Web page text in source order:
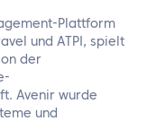
Plattform
und ATPI, spielt
der
Avenir wurde
und